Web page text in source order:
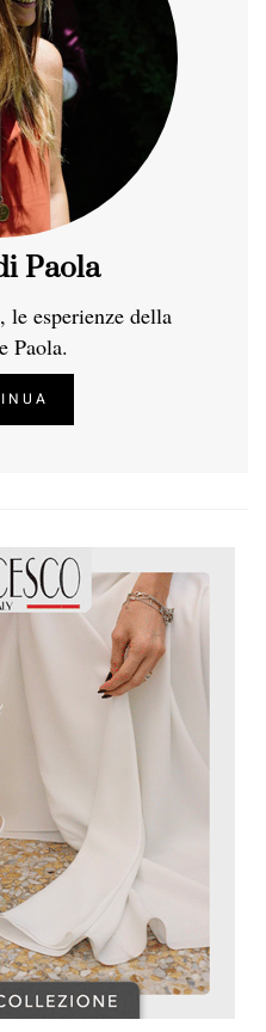
Paola
esperienze della
Paola.